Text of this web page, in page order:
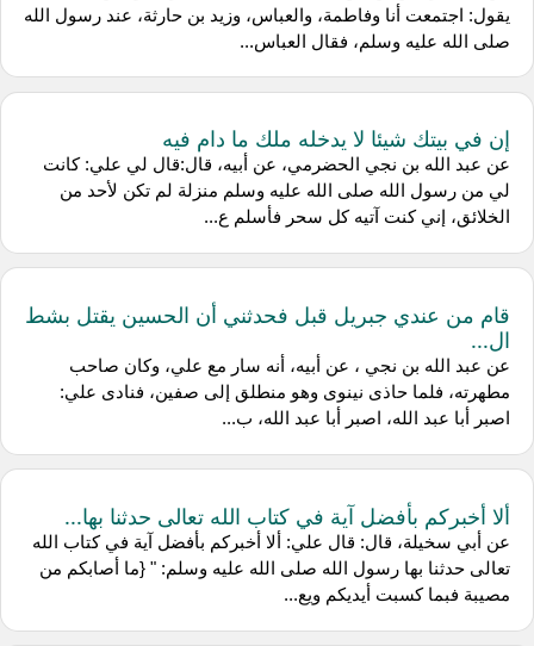
يقول: اجتمعت أنا وفاطمة، والعباس، وزيد بن حارثة، عند رسول الله
صلى الله عليه وسلم، فقال العباس...
إن في بيتك شيئا لا يدخله ملك ما دام فيه
عن عبد الله بن نجي الحضرمي، عن أبيه، قال:قال لي علي: كانت
لي من رسول الله صلى الله عليه وسلم منزلة لم تكن لأحد من
الخلائق، إني كنت آتيه كل سحر فأسلم ع...
قام من عندي جبريل قبل فحدثني أن الحسين يقتل بشط
ال...
عن عبد الله بن نجي ، عن أبيه، أنه سار مع علي، وكان صاحب
مطهرته، فلما حاذى نينوى وهو منطلق إلى صفين، فنادى علي:
اصبر أبا عبد الله، اصبر أبا عبد الله، ب...
ألا أخبركم بأفضل آية في كتاب الله تعالى حدثنا بها...
عن أبي سخيلة، قال: قال علي: ألا أخبركم بأفضل آية في كتاب الله
تعالى حدثنا بها رسول الله صلى الله عليه وسلم: " {ما أصابكم من
مصيبة فبما كسبت أيديكم ويع...